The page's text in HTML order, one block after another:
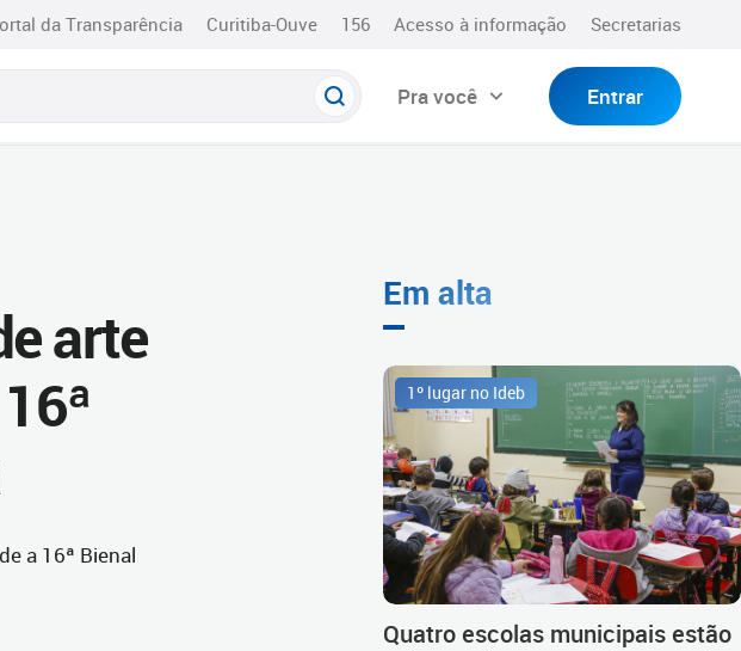
da Transparência Curitiba-Ouve 156 Acesso à informação Secretarias
Pra você Entrar
arte
a 16ª Bienal
Em alta
1º lugar no Ideb
Quatro escolas municipais estão